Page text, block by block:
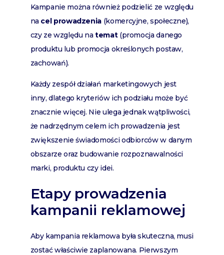
Kampanie można również podzielić ze względu
na cel prowadzenia (komercyjne, społeczne),
czy ze względu natemat(promocja danego
produktu lub promocja określonych postaw,
zachowań).
Każdy zespół działań marketingowych jest
inny, dlatego kryteriów ich podziału może być
znacznie więcej. Nie ulega jednak wątpliwości,
że nadrzędnym celem ich prowadzenia jest
zwiększenie świadomości odbiorców w danym
obszarze oraz budowanie rozpoznawalności
marki, produktu czy idei.
Etapy prowadzenia
kampanii reklamowej
Aby kampania reklamowa była skuteczna, musi
zostać właściwie zaplanowana. Pierwszym